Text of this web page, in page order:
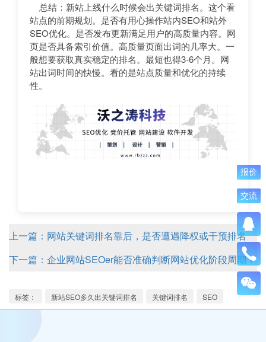
总结：新站上线什么时候会出关键词排名。这个看
站点的前期规划。是否有用心操作站内SEO和站外
SEO优化。是否发布更新满足用户的高质量内容。网
页是否具备索引价值。高质量页面出词的几率大。一
般想要获取真实稳定的排名。最短也得3-6个月。网
站出词时间的快慢。看的是站点质量和优化的持续
性。
上一篇：网站关键词排名靠后，是否遭遇降权或干预排名
下一篇：企业网站SEOer能否准确判断网站优化阶段周期？
标签： 新站SEO多久出关键词排名 关键词排名 SEO
报价
交流